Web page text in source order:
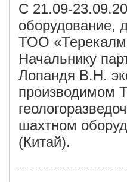
С 21.09-
оборудование,
ТОО
Начальнику
Лопандя В.Н.
производимом
шахтном
(Китай).